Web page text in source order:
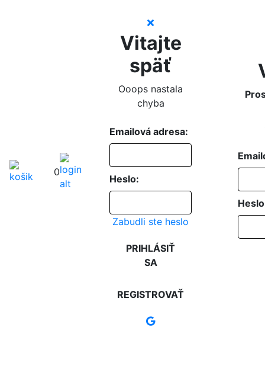
0
Vitajte
späť
Ooops nastala
chyba
Emailová adresa:
Heslo:
Zabudli ste heslo
PRIHLÁSIŤ
SA
REGISTROVAŤ